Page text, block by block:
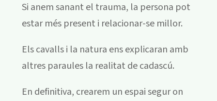
Si anem sanant el trauma, la persona pot
estar més present i relacionar-se millor.
Els cavalls i la natura ens explicaran amb
altres paraules la realitat de cadascú.
En definitiva, crearem un espai segur on